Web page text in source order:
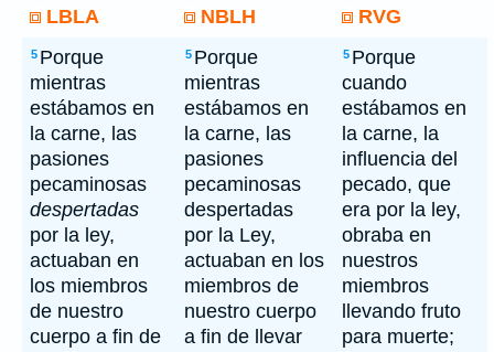
LBLA NBLH RVG
5 Porque
mientras
estábamos en
la carne, las
pasiones
pecaminosas
despertadas
por la ley,
actuaban en
los miembros
de nuestro
cuerpo a fin de
5 Porque
mientras
estábamos en
la carne, las
pasiones
pecaminosas
despertadas
por la Ley,
actuaban en los
miembros de
nuestro cuerpo
a fin de llevar
5 Porque
cuando
estábamos en
la carne, la
influencia del
pecado, que
era por la ley,
obraba en
nuestros
miembros
llevando fruto
para muerte;